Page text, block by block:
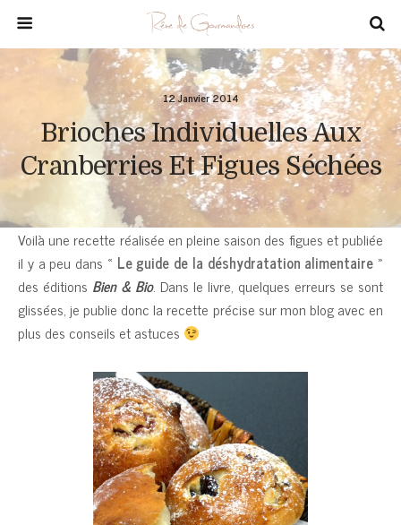
12 Janvier 2014
Brioches Individuelles Aux
Cranberries Et Figues Séchées
Voilà une recette réalisée en pleine saison des figues et publiée
il y a peu dans « Le guide de la déshydratation alimentaire »
des éditions Bien & Bio. Dans le livre, quelques erreurs se sont
glissées, je publie donc la recette précise sur mon blog avec en
plus des conseils et astuces